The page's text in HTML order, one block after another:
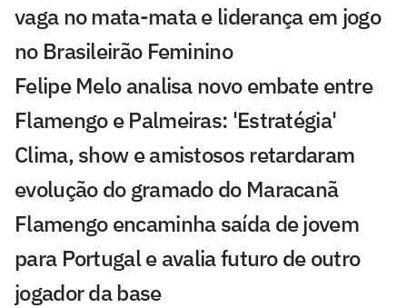
vaga no mata-mata e liderança em jogo
no Brasileirão Feminino
Felipe Melo analisa novo embate entre
Flamengo e Palmeiras: 'Estratégia'
Clima, show e amistosos retardaram
evolução do gramado do Maracanã
Flamengo encaminha saída de jovem
para Portugal e avalia futuro de outro
jogador da base